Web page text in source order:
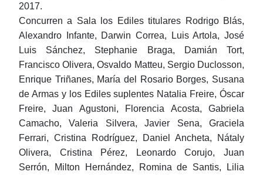
2017.
Concurren a Sala los Ediles titulares Rodrigo Blás,
Alexandro Infante, Darwin Correa, Luis Artola, José
Luis Sánchez, Stephanie Braga, Damián Tort,
Francisco Olivera, Osvaldo Matteu, Sergio Duclosson,
Enrique Triñanes, María del Rosario Borges, Susana
de Armas y los Ediles suplentes Natalia Freire, Óscar
Freire, Juan Agustoni, Florencia Acosta, Gabriela
Camacho, Valeria Silvera, Javier Sena, Graciela
Ferrari, Cristina Rodríguez, Daniel Ancheta, Nátaly
Olivera, Cristina Pérez, Leonardo Corujo, Juan
Serrón, Milton Hernández, Romina de Santis, Lilia